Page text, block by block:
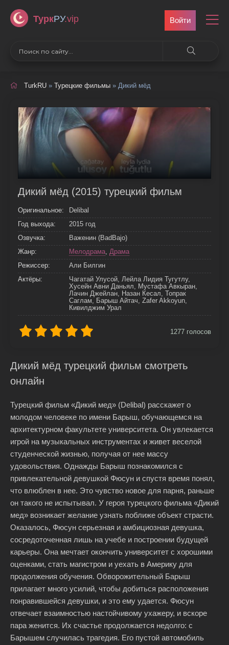
ТуркРУ.vip Войти
TurkRU » Турецкие фильмы » Дикий мёд
Дикий мёд (2015) турецкий фильм
Оригинальное:
Delibal
Год выхода:
2015 год
Озвучка:
Важенин (BadBajo)
Жанр:
Мелодрама, Драма
Режиссер:
Али Билгин
Актёры:
Чагатай Улусой, Лейла Лидия Тугутлу,
Хусейн Авни Даньял, Мустафа Авкыран,
Лачин Джейлан, Назан Кесал, Топрак
Саглам, Барыш Айтач, Zafer Akkoyun,
Кивилджим Урал
1277 голосов
Дикий мёд турецкий фильм смотреть
онлайн
Турецкий фильм «Дикий мед» (Delibal) расскажет о
молодом человеке по имени Барыш, обучающемся на
архитектурном факультете университета. Он увлекается
игрой на музыкальных инструментах и живет веселой
студенческой жизнью, получая от нее массу
удовольствия. Однажды Барыш познакомился с
привлекательной девушкой Фюсун и спустя время понял,
что влюблен в нее. Это чувство новое для парня, раньше
он такого не испытывал. У героя турецкого фильма «Дикий
мед» возникает желание узнать поближе объект страсти.
Оказалось, Фюсун серьезная и амбициозная девушка,
сосредоточенная лишь на учебе и построении будущей
карьеры. Она мечтает окончить университет с хорошими
оценками, стать магистром и уехать в Америку для
продолжения обучения. Обворожительный Барыш
прилагает много усилий, чтобы добиться расположения
понравившейся девушки, и это ему удается. Фюсун
отвечает взаимностью настойчивому ухажеру, и вскоре
пара женится. Их счастье продолжается недолго: с
Барышем случилась трагедия. Его пустой автомобиль